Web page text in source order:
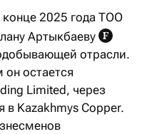
2025 года ТОО
Артыкбаеву
отрасли.
остается
Limited, через
в Kazakhmys Copper.